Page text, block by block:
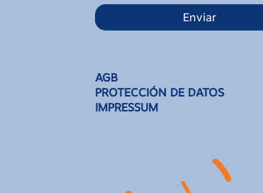
Enviar
AGB
PROTECCIÓN DE DATOS
IMPRESSUM